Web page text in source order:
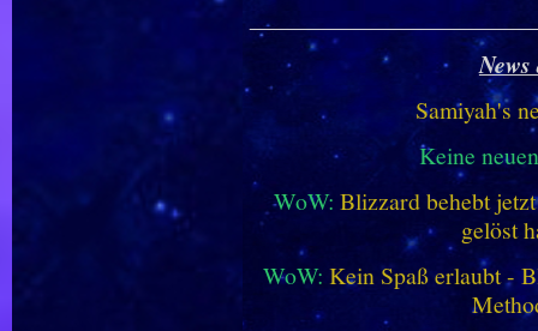
Samiyah's
Keine
WoW: Blizzard behebt
gelöst
WoW: Kein Spaß erlaubt -